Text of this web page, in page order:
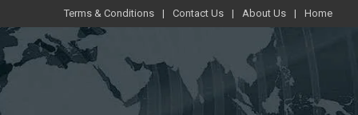
Terms & Conditions Contact Us About Us Home